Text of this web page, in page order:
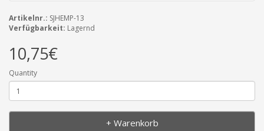
Artikelnr.: SJHEMP-13
Verfügbarkeit: Lagernd
10,75€
Quantity
+ Warenkorb